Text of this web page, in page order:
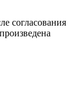
согласования